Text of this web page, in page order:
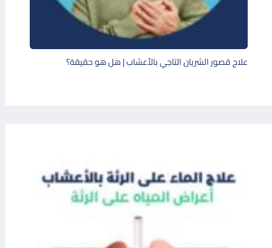
علاج قصور الشريان التاجي بالأعشاب | هل هو حقيقة؟